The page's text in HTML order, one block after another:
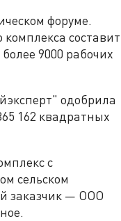
форуме.
составит
9000 рабочих
одобрила
162 квадратных
с
сельском
заказчик — ООО